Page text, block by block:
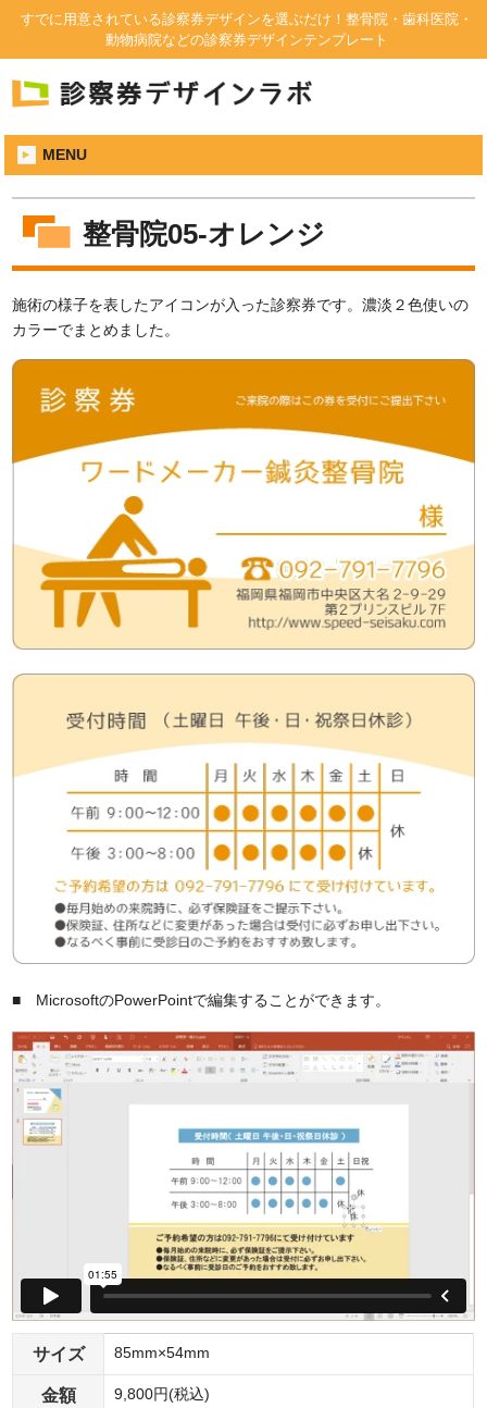
すでに用意されている診察券デザインを選ぶだけ！整骨院・歯科医院・
動物病院などの診察券デザインテンプレート
MENU
整骨院05-オレンジ
施術の様子を表したアイコンが入った診察券です。濃淡２色使いの
カラーでまとめました。
■ MicrosoftのPowerPointで編集することができます。
サイズ 85mm×54mm
金額 9,800円(税込)